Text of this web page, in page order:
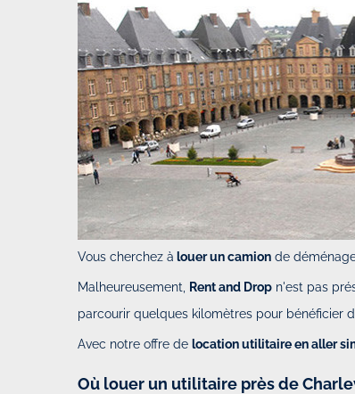
Vous cherchez à louer un camion de
Malheureusement, Rent and Drop n'est pas
parcourir quelques kilomètres pour bénéficier
Avec notre offre de location utilitaire en aller
Où louer un utilitaire près de